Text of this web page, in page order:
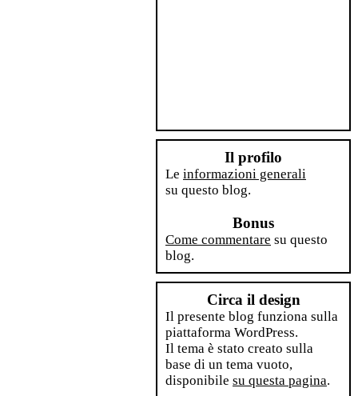
Il profilo
Le informazioni generali
su questo blog.
Bonus
Come commentare su questo
blog.
Circa il design
Il presente blog funziona sulla
piattaforma WordPress.
Il tema è stato creato sulla
base di un tema vuoto,
disponibile su questa pagina.